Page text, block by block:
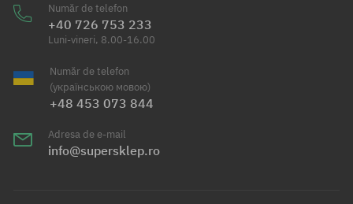
Număr de telefon
+40 726 753 233
Luni-vineri, 8.00-16.00
Număr de telefon
(українською мовою)
+48 453 073 844
Adresa de e-mail
info@supersklep.ro